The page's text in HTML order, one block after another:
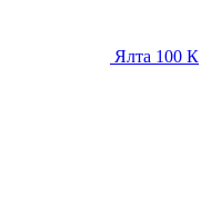
Ялта 100 К